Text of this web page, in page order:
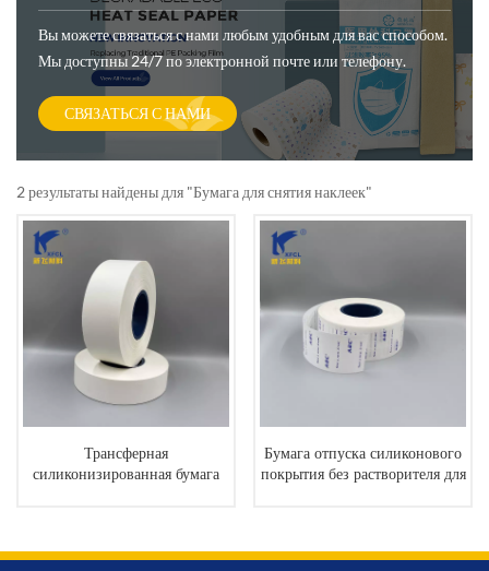
Вы можете связаться с нами любым удобным для вас способом.
Мы доступны 24/7 по электронной почте или телефону.
СВЯЗАТЬСЯ С НАМИ
2 результаты найдены для "Бумага для снятия наклеек"
Трансферная
силиконизированная бумага
Бумага отпуска силиконового
покрытия без растворителя для